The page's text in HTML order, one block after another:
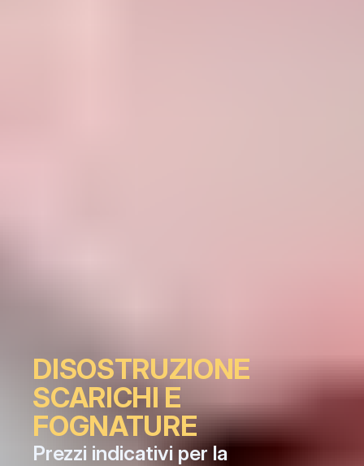
DISOSTRUZIONE
SCARICHI E
FOGNATURE
Prezzi indicativi per la